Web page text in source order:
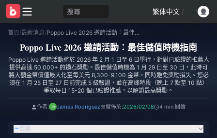
搜尋 繁体中文 /
首頁/最新消息/ Poppo Live 2026 邀請活動：最佳儲值時機指南
Poppo Live 2026 邀請活動：最佳儲值時機指南
Poppo Live 邀請活動將於 2026 年 2 月 1 日至 6 日舉行，針對已驗證的推薦人
提供高達 50,000+ 的鑽石獎勵。最佳儲值時機為 1 月 29 日至 30 日，此時可
將大額金幣價值最大化至每美元 8,300-9,100 金幣，同時避免獎勵損失。您必
須在 1 月 25 日至 27 日前完成 5 級驗證，並在高峰時段（晚上 7 點至 10 點）
爭取每日 15-20 個已驗證推薦，以解鎖最高獎勵。
作者: James Rodriguez 發佈於:2026/02/08 4 min 閱讀
目錄